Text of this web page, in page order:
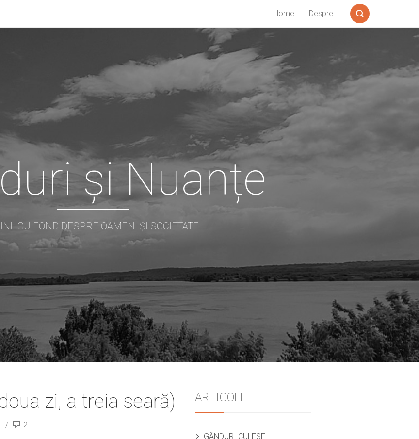
Search
Home Despre
și Nuanțe
CU FOND DESPRE OAMENI ȘI SOCIETATE
zi, a treia seară)
2
Sidebar
ARTICOLE
GÂNDURI CULESE